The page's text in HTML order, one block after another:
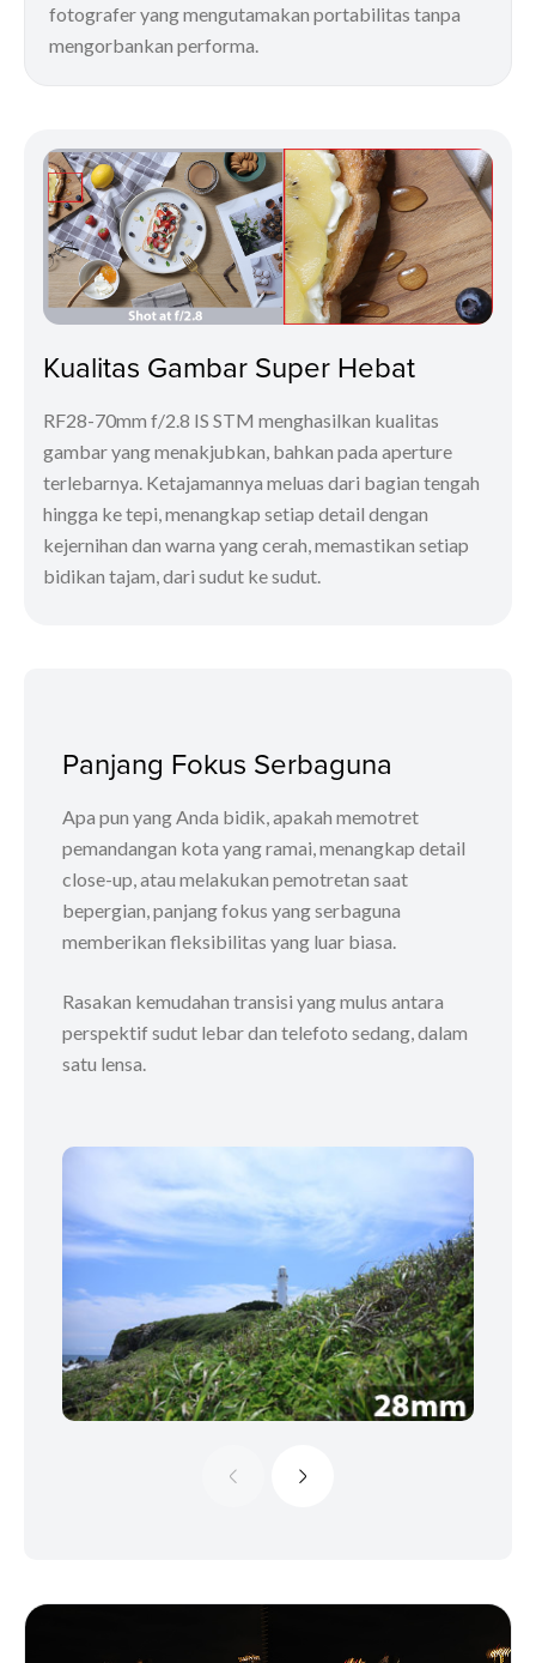
fotografer yang mengutamakan portabilitas tanpa
mengorbankan performa.
Kualitas Gambar Super Hebat
RF28-70mm f/2.8 IS STM menghasilkan kualitas
gambar yang menakjubkan, bahkan pada aperture
terlebarnya. Ketajamannya meluas dari bagian tengah
hingga ke tepi, menangkap setiap detail dengan
kejernihan dan warna yang cerah, memastikan setiap
bidikan tajam, dari sudut ke sudut.
Panjang Fokus Serbaguna
Apa pun yang Anda bidik, apakah memotret
pemandangan kota yang ramai, menangkap detail
close-up, atau melakukan pemotretan saat
bepergian, panjang fokus yang serbaguna
memberikan fleksibilitas yang luar biasa.
Rasakan kemudahan transisi yang mulus antara
perspektif sudut lebar dan telefoto sedang, dalam
satu lensa.